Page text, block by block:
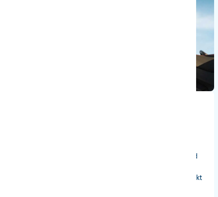
gebruikers die een sterke, complete en comfortabele quad
transmissie, 2WD/4WD-aandrijving en standaard EPS maakt